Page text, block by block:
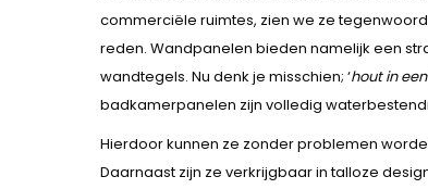
commerciële ruimtes, zien we ze
reden. Wandpanelen bieden namelijk een
wandtegels. Nu denk je misschien; ‘hout in
badkamerpanelen zijn volledig
Hierdoor kunnen ze zonder problemen
Daarnaast zijn ze verkrijgbaar in talloze